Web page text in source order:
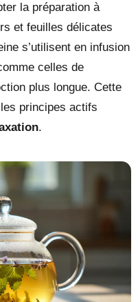
la préparation à
et feuilles délicates
s’utilisent en infusion
celles de
plus longue. Cette
principes actifs
.